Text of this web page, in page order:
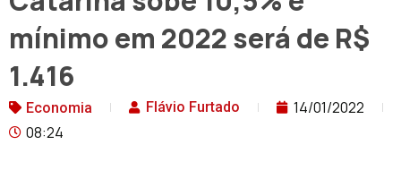
mínimo em 2022 será de R$
1.416
Economia Flávio Furtado
14/01/2022
08:24